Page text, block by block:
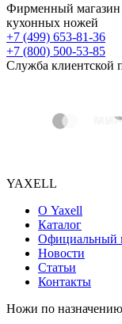
Фирменный магазин
кухонных ножей
+7 (499) 653-81-36
+7 (800) 500-53-85
Служба клиентской
YAXELL
О Yaxell
Каталог
Официальный
Новости
Статьи
Контакты
Ножи по назначению